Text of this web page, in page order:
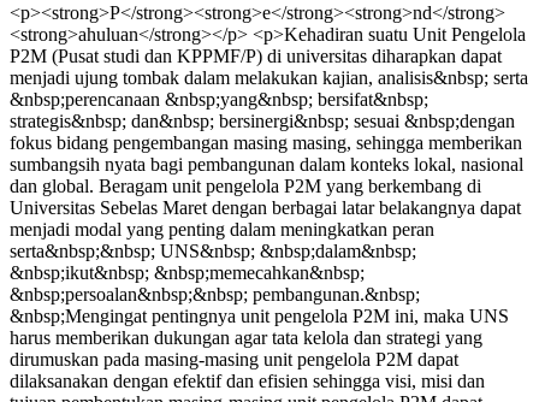
<p><strong>P</strong><strong>e</strong><strong>nd</strong>
<strong>ahuluan</strong></p> <p>Kehadiran suatu Unit Pengelola
P2M (Pusat studi dan KPPMF/P) di universitas diharapkan dapat
menjadi ujung tombak dalam melakukan kajian, analisis&nbsp; serta
&nbsp;perencanaan &nbsp;yang&nbsp; bersifat&nbsp;
strategis&nbsp; dan&nbsp; bersinergi&nbsp; sesuai &nbsp;dengan
fokus bidang pengembangan masing masing, sehingga memberikan
sumbangsih nyata bagi pembangunan dalam konteks lokal, nasional
dan global. Beragam unit pengelola P2M yang berkembang di
Universitas Sebelas Maret dengan berbagai latar belakangnya dapat
menjadi modal yang penting dalam meningkatkan peran
serta&nbsp;&nbsp; UNS&nbsp; &nbsp;dalam&nbsp;
&nbsp;ikut&nbsp; &nbsp;memecahkan&nbsp;
&nbsp;persoalan&nbsp;&nbsp; pembangunan.&nbsp;
&nbsp;Mengingat pentingnya unit pengelola P2M ini, maka UNS
harus memberikan dukungan agar tata kelola dan strategi yang
dirumuskan pada masing-masing unit pengelola P2M dapat
dilaksanakan dengan efektif dan efisien sehingga visi, misi dan